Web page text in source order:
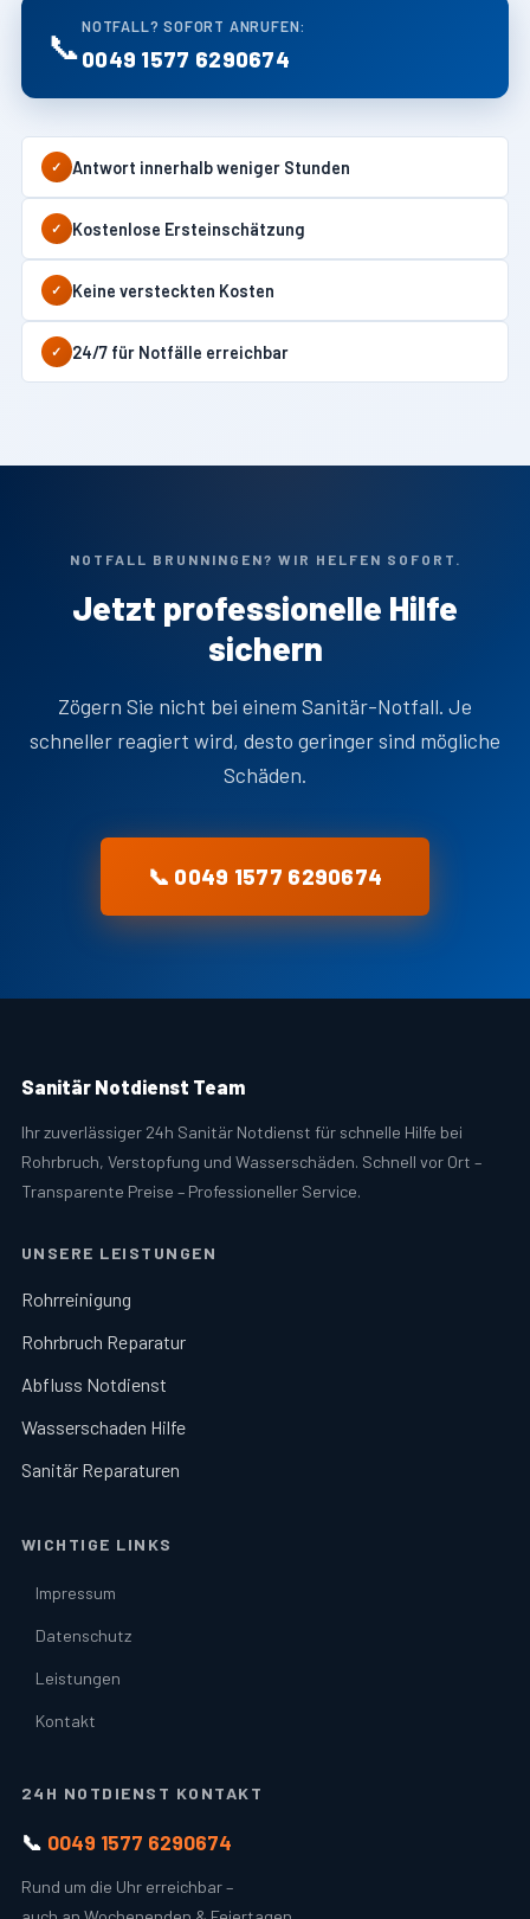
📞 NOTFALL? SOFORT ANRUFEN:
0049 1577 6290674
✓ Antwort innerhalb weniger Stunden
✓ Kostenlose Ersteinschätzung
✓ Keine versteckten Kosten
✓ 24/7 für Notfälle erreichbar
NOTFALL BRUNNINGEN? WIR HELFEN SOFORT.
Jetzt professionelle Hilfe
sichern
Zögern Sie nicht bei einem Sanitär-Notfall. Je
schneller reagiert wird, desto geringer sind mögliche
Schäden.
📞 0049 1577 6290674
Sanitär Notdienst Team
Ihr zuverlässiger 24h Sanitär Notdienst für schnelle Hilfe bei
Rohrbruch, Verstopfung und Wasserschäden. Schnell vor Ort –
Transparente Preise – Professioneller Service.
UNSERE LEISTUNGEN
Rohrreinigung
Rohrbruch Reparatur
Abfluss Notdienst
Wasserschaden Hilfe
Sanitär Reparaturen
WICHTIGE LINKS
Impressum
Datenschutz
Leistungen
Kontakt
24H NOTDIENST KONTAKT
📞 0049 1577 6290674
Rund um die Uhr erreichbar –